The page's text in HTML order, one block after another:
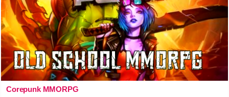
Corepunk MMORPG